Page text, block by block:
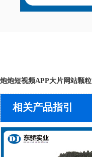
炮炮短视频APP大片网站颗粒
相关产品指引